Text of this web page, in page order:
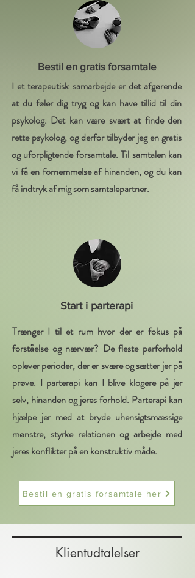
Bestil en gratis forsamtale
I et terapeutisk samarbejde er det afgørende
at du føler dig tryg og kan have tillid til din
psykolog. Det kan være svært at finde den
rette psykolog, og derfor tilbyder jeg en gratis
og uforpligtende forsamtale. Til samtalen kan
vi få en fornemmelse af hinanden, og du kan
få indtryk af mig som samtalepartner.
Start i parterapi
Trænger I til et rum hvor der er fokus på
forståelse og nærvær? De fleste parforhold
oplever perioder, der er svære og sætter jer på
prøve. I parterapi kan I blive klogere på jer
selv, hinanden og jeres forhold. Parterapi kan
hjælpe jer med at bryde uhensigtsmæssige
mønstre, styrke relationen og arbejde med
jeres konflikter på en konstruktiv måde.
Bestil en gratis forsamtale her
Klientudtalelser